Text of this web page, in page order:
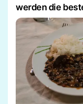
werden die